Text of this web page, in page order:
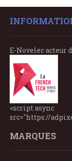
E-Novelec acteur
<script async
src="https://
MARQUES